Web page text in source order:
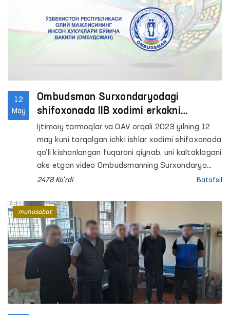
12
May
Ombudsman Surxondaryodagi
shifoxonada IIB xodimi erkakni
kishanlab, jismoniy kuch ishlatgani
holati bo‘yicha munosabat bildirdi
Ijtimoiy tarmoqlar va OAV orqali 2023 yilning 12
may kuni tarqalgan ichki ishlar xodimi shifoxonada
qo‘li kishanlangan fuqaroni qiynab, uni kaltaklagani
aks etgan video Ombudsmanning Surxondaryo
viloyatidagi mintaqaviy vakili Abdurashid Artikov
2478 Ko'rdi Batafsil
munosabat